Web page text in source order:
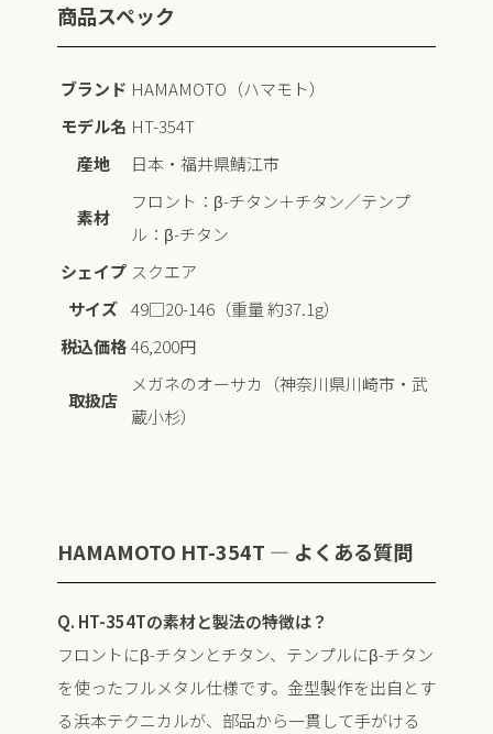
商品スペック
ブランド HAMAMOTO（ハマモト）
モデル名 HT-354T
産地
日本・福井県鯖江市
素材
フロント：β-チタン＋チタン／テンプ
ル：β-チタン
シェイプ スクエア
サイズ 49□20-146（重量 約37.1g）
税込価格 46,200円
取扱店
メガネのオーサカ（神奈川県川崎市・武
蔵小杉）
HAMAMOTO HT-354T — よくある質問
Q. HT-354Tの素材と製法の特徴は？
フロントにβ-チタンとチタン、テンプルにβ-チタン
を使ったフルメタル仕様です。金型製作を出自とす
る浜本テクニカルが、部品から一貫して手がける